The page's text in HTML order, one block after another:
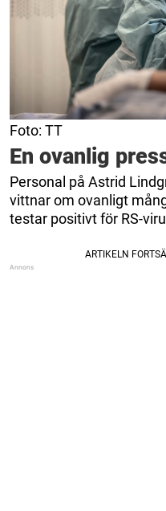
Foto: TT
En ovanlig
Personal på Astrid
vittnar om ovanligt
testar positivt för RS-